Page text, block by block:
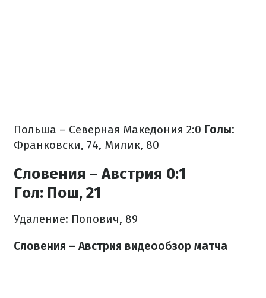
Польша – Северная Македония 2:0 Голы:
Франковски, 74, Милик, 80
Словения – Австрия 0:1
Гол: Пош, 21
Удаление: Попович, 89
Словения – Австрия видеообзор матча